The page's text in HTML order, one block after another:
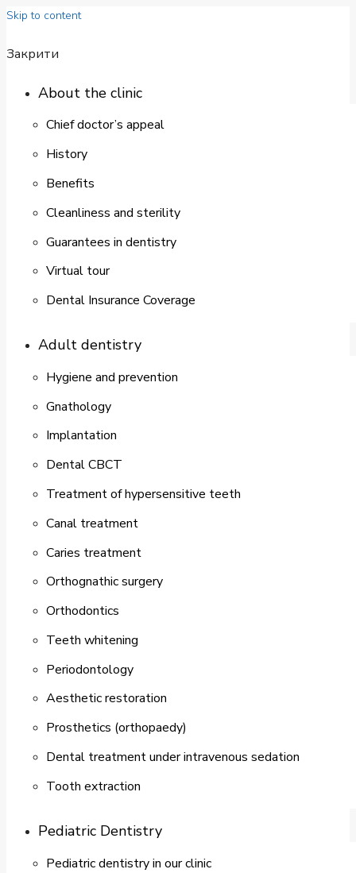
Skip to content
Закрити
About the clinic
Chief doctor’s appeal
History
Benefits
Cleanliness and sterility
Guarantees in dentistry
Virtual tour
Dental Insurance Coverage
Adult dentistry
Hygiene and prevention
Gnathology
Implantation
Dental CBCT
Treatment of hypersensitive teeth
Canal treatment
Caries treatment
Orthognathic surgery
Orthodontics
Teeth whitening
Periodontology
Aesthetic restoration
Prosthetics (orthopaedy)
Dental treatment under intravenous sedation
Tooth extraction
Pediatric Dentistry
Pediatric dentistry in our clinic